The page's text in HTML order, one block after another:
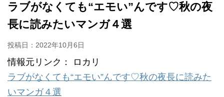
ラブがなくても“エモい”んです♡秋の夜
長に読みたいマンガ４選
投稿日： 2022年10月6日
情報元リンク： ロカリ
ラブがなくても“エモい”んです♡秋の夜長に読みた
いマンガ４選